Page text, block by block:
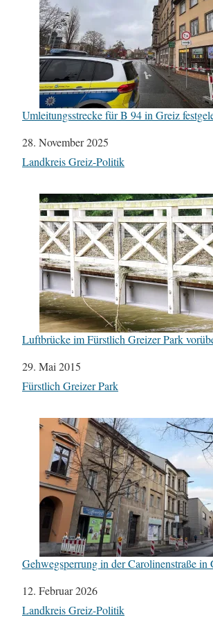
Umleitungsstrecke für B 94 in Greiz
Datum
28. November 2025
In Bezug auf
Landkreis Greiz-Politik
Luftbrücke im Fürstlich Greizer Park
Datum
29. Mai 2015
In Bezug auf
Fürstlich Greizer Park
Gehwegsperrung in der Carolinenstraße in
Datum
12. Februar 2026
In Bezug auf
Landkreis Greiz-Politik